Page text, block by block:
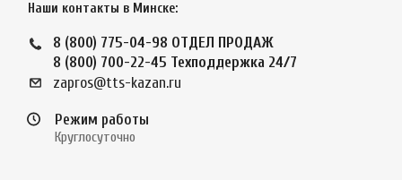
Наши контакты в Минске:
8 (800) 775-04-98 ОТДЕЛ ПРОДАЖ
8 (800) 700-22-45 Техподдержка 24/7
zapros@tts-kazan.ru
Режим работы
Круглосуточно